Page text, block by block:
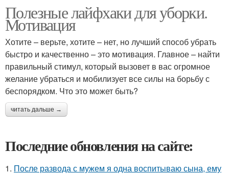
Полезные лайфхаки для уборки.
Мотивация
Хотите – верьте, хотите – нет, но лучший способ убрать
быстро и качественно – это мотивация. Главное – найти
правильный стимул, который вызовет в вас огромное
желание убраться и мобилизует все силы на борьбу с
беспорядком. Что это может быть?
читать дальше →
Последние обновления на сайте:
1. После развода с мужем я одна воспитываю сына, ему